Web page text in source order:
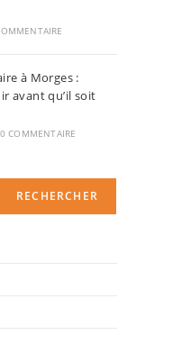
à Morges :
avant qu’il soit
0 COMMENTAIRE
RECHERCHER